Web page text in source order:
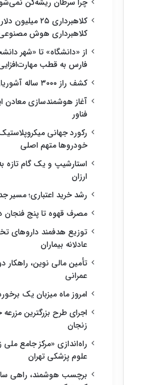
کلاهبرداری ۲۵
کلاهبرداری هوش
از «دانشگاه» تا «شهر
فارس به قطب
کشف راز ۳۰۰۰ ساله آشوریان
آغاز هوشمندسازی معادن
فناور
رکورد جهانی
خودروها متهم اصلی
استارشیپ و یک گام
ارزان
رشد خرید اعتباری؛ مسیر
مصرف قهوه تا پنج فنجان
توزیع هدفمند داروهای
عادلانه بیماران
تأمین مالی نوین،
عمرانی
امروز ماه میزبان یک
اجرای طرح بزرگترین
زنجان
راه‌اندازی «مرکز جامع
علوم پزشکی تهران
برچسب هوشمند، راهی